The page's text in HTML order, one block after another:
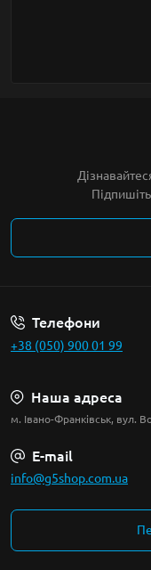
Телефони
+38 (050) 900 01 99
Наша адреса
м. Івано-Франківськ, вул.
E-mail
info@g5shop.com.ua